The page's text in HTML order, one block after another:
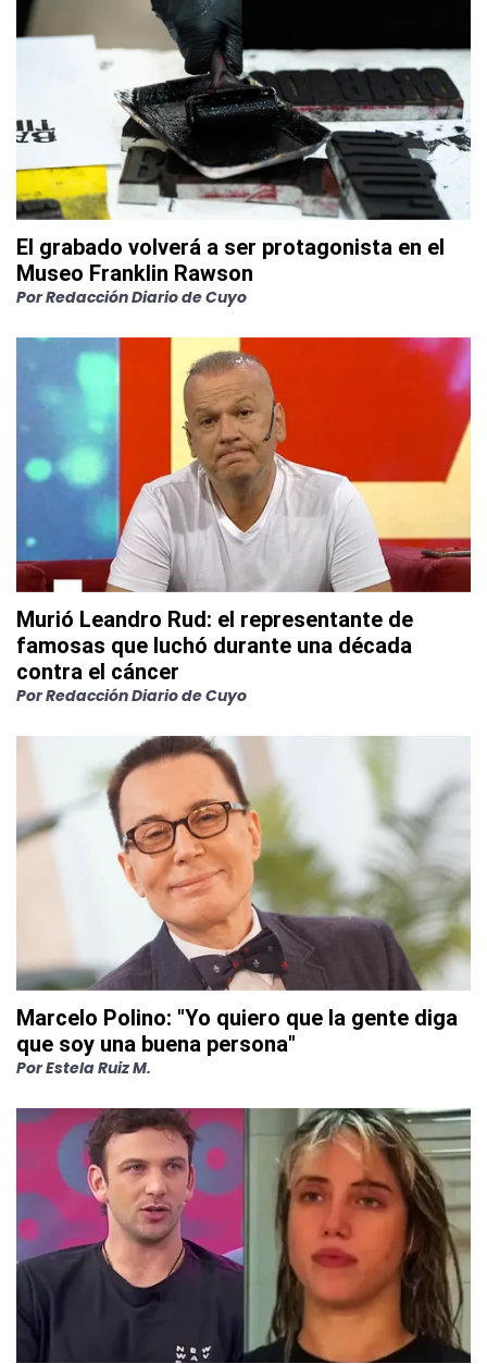
El grabado volverá a ser protagonista en el
Museo Franklin Rawson
PorRedacción Diario de Cuyo
Murió Leandro Rud: el representante de
famosas que luchó durante una década
contra el cáncer
PorRedacción Diario de Cuyo
Marcelo Polino: "Yo quiero que la gente diga
que soy una buena persona"
PorEstela Ruiz M.